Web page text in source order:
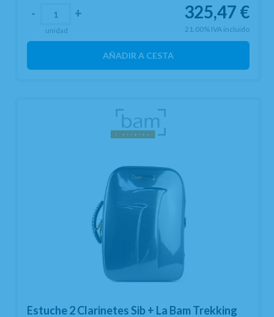
325,47 €
21.00% IVA incluido
- +
unidad
AÑADIR A CESTA
Estuche 2 Clarinetes Sib + La Bam Trekking